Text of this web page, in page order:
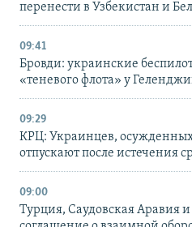
перенести в Узбекистан и
09:41
Бровди: украинские
«теневого флота» у
09:29
КРЦ: Украинцев,
отпускают после истечения
09:00
Турция, Саудовская Аравия